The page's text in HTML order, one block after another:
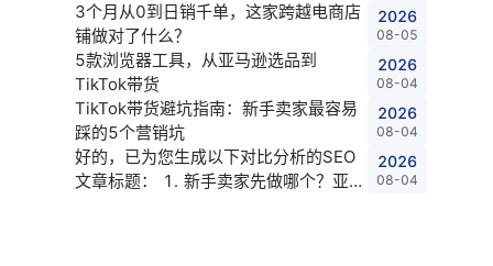
3个月从0到日销千单，这家跨越电商店
铺做对了什么？
2026
08-05
5款浏览器工具，从亚马逊选品到
TikTok带货
2026
08-04
TikTok带货避坑指南：新手卖家最容易
踩的5个营销坑
2026
08-04
好的，已为您生成以下对比分析的SEO
文章标题： 1. 新手卖家先做哪个？亚马
2026
08-04